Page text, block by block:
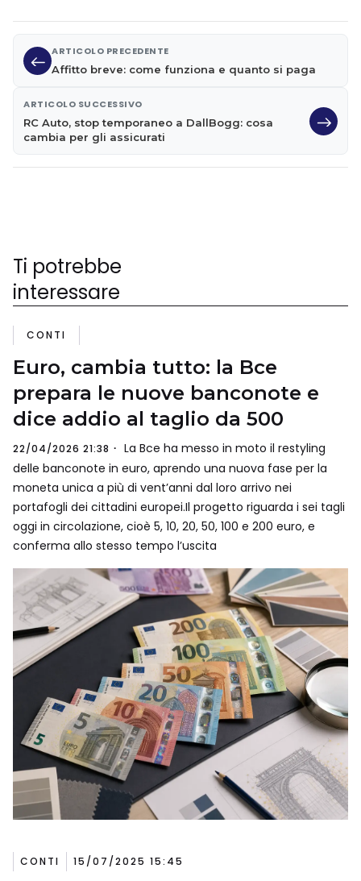
ARTICOLO PRECEDENTE
Affitto breve: come funziona e quanto si paga
ARTICOLO SUCCESSIVO
RC Auto, stop temporaneo a DallBogg: cosa
cambia per gli assicurati
Ti potrebbe
interessare
CONTI
Euro, cambia tutto: la Bce
prepara le nuove banconote e
dice addio al taglio da 500
22/04/2026 21:38
La Bce ha messo in moto il restyling
delle banconote in euro, aprendo una nuova fase per la
moneta unica a più di vent’anni dal loro arrivo nei
portafogli dei cittadini europei.Il progetto riguarda i sei tagli
oggi in circolazione, cioè 5, 10, 20, 50, 100 e 200 euro, e
conferma allo stesso tempo l’uscita
CONTI 15/07/2025 15:45